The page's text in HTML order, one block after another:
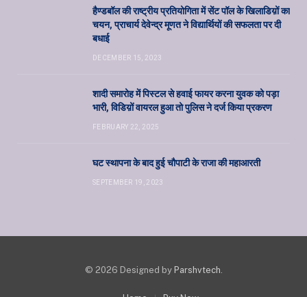
हैण्डबॉल की राष्ट्रीय प्रतियोगिता में सेंट पॉल के खिलाडिय़ों का
चयन, प्राचार्य देवेन्द्र मूणत ने विद्यार्थियों की सफलता पर दी
बधाई
DECEMBER 15, 2023
शादी समारोह में पिस्टल से हवाई फायर करना युवक को पड़ा
भारी, विडिय़ों वायरल हुआ तो पुलिस ने दर्ज किया प्रकरण
FEBRUARY 22, 2025
घट स्थापना के बाद हुई चौपाटी के राजा की महाआरती
SEPTEMBER 19, 2023
© 2026 Designed by Parshvtech